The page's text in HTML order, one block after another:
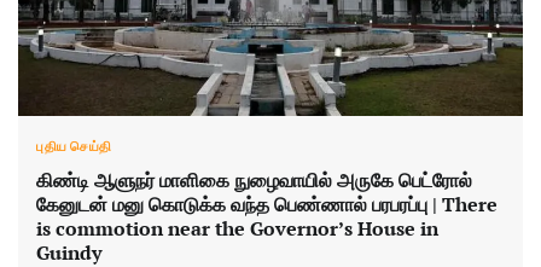
புதிய செய்தி
கிண்டி ஆளுநர் மாளிகை நுழைவாயில் அருகே பெட்ரோல்
கேனுடன் மனு கொடுக்க வந்த பெண்ணால் பரபரப்பு | There
is commotion near the Governor’s House in
Guindy